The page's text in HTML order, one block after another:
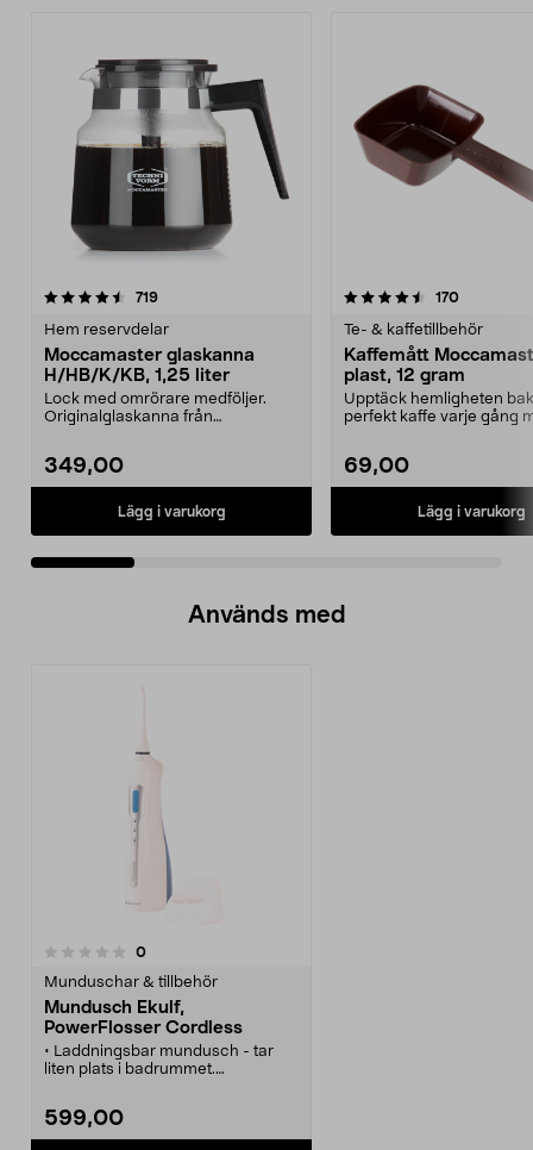
719recensioner
Hem reservdelar
Moccamaster glaskanna
H/HB/K/KB, 1,25 liter
Lock med omrörare medföljer.
Originalglaskanna från
349,00
Lägg i varukorg
4.5 av 5 stjärnor 170
Te- & kaffetillbehör
Kaffemått
plast, 12 gram
Upptäck hemligheten
perfekt kaffe varje gång
69,00
Lägg i varukorg
4.5 av 5 stjärnor
Används med
0recensioner
Munduschar & tillbehör
Mundusch Ekulf,
PowerFlosser Cordless
• Laddningsbar mundusch - tar
liten plats i badrummet.
• Enkel, effektiv och skonsam
rengöring av tänder och tandkött.
599,00